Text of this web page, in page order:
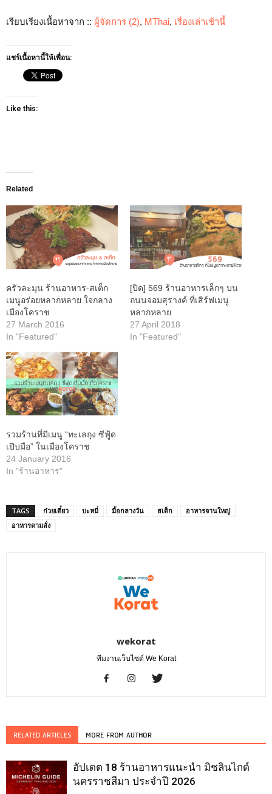
เรียบเรียงเนื้อหาจาก :: ผู้จัดการ (2), MThai, เรื่องเล่าเช้านี้
แชร์เนื้อหานี้ให้เพื่อน:
Like this:
Related
ครัวละมุน ร้านอาหาร-สเต็ก
เมนูอร่อยหลากหลาย ใจกลาง
เมืองโคราช
27 March 2016
In "Featured"
[ปิด] 569 ร้านอาหารเล็กๆ บน
ถนนจอมสุรางค์ ที่เสิร์ฟเมนู
หลากหลาย
27 April 2018
In "Featured"
รวมร้านที่มีเมนู “ทะเลถุง ซีฟู้ด
เปิบมือ” ในเมืองโคราช
24 January 2016
In "ร้านอาหาร"
TAGS ก๋วยเตี๋ยว บะหมี่ มื้อกลางวัน สเต็ก
อาหารจานใหญ่
อาหารตามสั่ง
wekorat
ทีมงานเว็บไซต์ We Korat
RELATED ARTICLES MORE FROM AUTHOR
อัปเดต 18 ร้านอาหารแนะนำ มิชลินไกด์
นครราชสีมา ประจำปี 2026